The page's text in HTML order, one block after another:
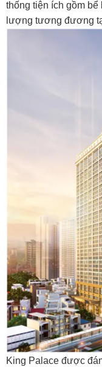
thống tiện ích gồm
lượng tương đương
King Palace được